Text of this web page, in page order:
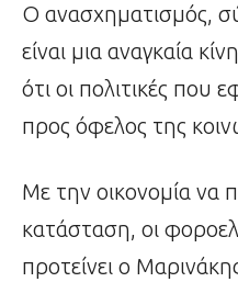
Ο ανασχηματισμός,
είναι μια αναγκαία
ότι οι πολιτικές που
προς όφελος της
Με την οικονομία να
κατάσταση, οι
προτείνει ο